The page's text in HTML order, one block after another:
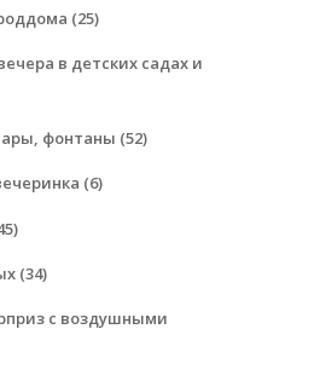
(25)
в детских садах и
фонтаны (52)
(6)
(34)
с воздушными